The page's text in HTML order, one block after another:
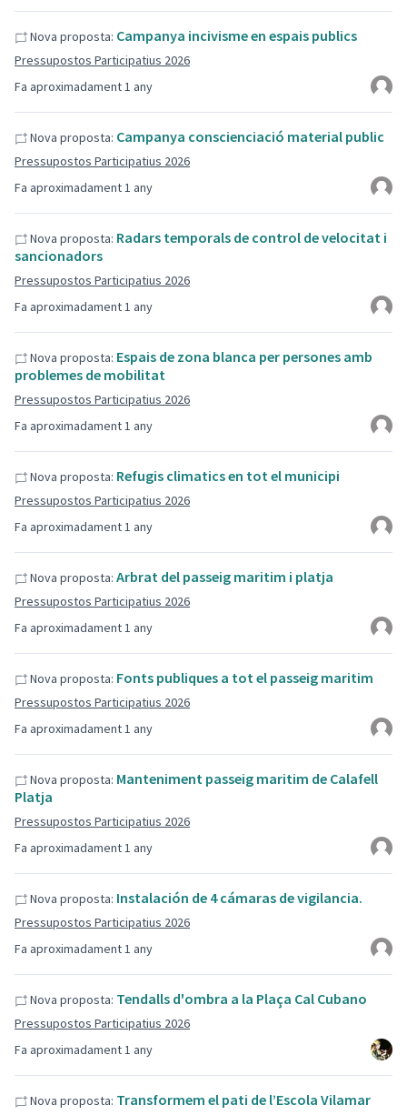
Fa aproximadament 1 any
Nova proposta: Campanya incivisme en espais publics
Pressupostos Participatius 2026
Fa aproximadament 1 any
Nova proposta: Campanya conscienciació material public
Pressupostos Participatius 2026
Fa aproximadament 1 any
Nova proposta: Radars temporals de control de velocitat i
sancionadors
Pressupostos Participatius 2026
Fa aproximadament 1 any
Nova proposta: Espais de zona blanca per persones amb
problemes de mobilitat
Pressupostos Participatius 2026
Fa aproximadament 1 any
Nova proposta: Refugis climatics en tot el municipi
Pressupostos Participatius 2026
Fa aproximadament 1 any
Nova proposta: Arbrat del passeig maritim i platja
Pressupostos Participatius 2026
Fa aproximadament 1 any
Nova proposta: Fonts publiques a tot el passeig maritim
Pressupostos Participatius 2026
Fa aproximadament 1 any
Nova proposta: Manteniment passeig maritim de Calafell
Platja
Pressupostos Participatius 2026
Fa aproximadament 1 any
Nova proposta: Instalación de 4 cámaras de vigilancia.
Pressupostos Participatius 2026
Fa aproximadament 1 any
Nova proposta: Tendalls d'ombra a la Plaça Cal Cubano
Pressupostos Participatius 2026
Nova proposta: Transformem el pati de l’Escola Vilamar